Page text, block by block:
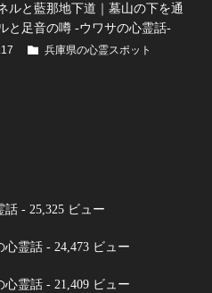
ルと藍那地下道｜墓山の下を通
と足音の噂 -ウワサの心霊話-
兵庫県の心霊スポット
話 - 25,325 ビュー
心霊話 - 24,473 ビュー
心霊話 - 21,409 ビュー